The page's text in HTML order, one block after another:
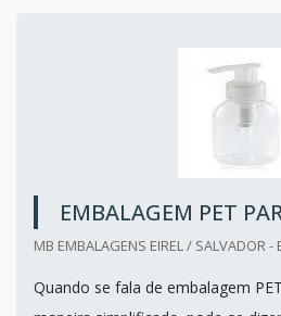
EMBALAGEM PET
MB EMBALAGENS EIREL / SALVADOR -
Quando se fala de embalagem